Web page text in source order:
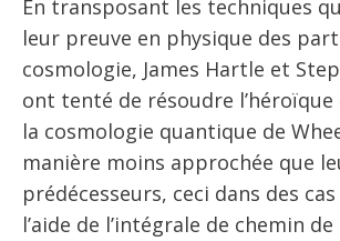
En transposant les techniques
leur preuve en physique des
cosmologie, James Hartle et
ont tenté de résoudre
la cosmologie quantique de
manière moins approchée que
prédécesseurs, ceci dans des
l’aide de l’intégrale de chemin